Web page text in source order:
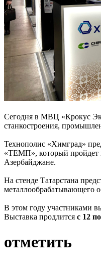
Сегодня в МВЦ «Крокус
станкостроения,
Технополис «Химград»
«ТЕМП», который пройдет
Азербайджане.
На стенде Татарстана
металлообрабатывающего
В этом году участниками
Выставка продлится с 12
отметить